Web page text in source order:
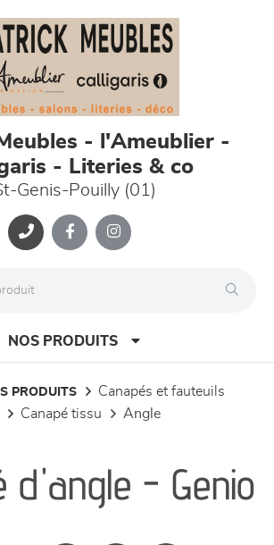
- l'Ameublier -
- Literies & co
Genis-Pouilly (01)
NOS PRODUITS
PRODUITS
canapés et fauteuils
canapé tissu
angle
d'angle - Genio